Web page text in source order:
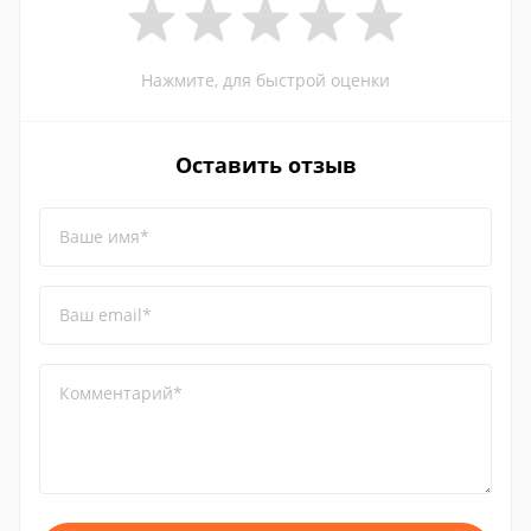
Нажмите, для быстрой оценки
Оставить отзыв
Ваше имя*
Ваш email*
Комментарий*